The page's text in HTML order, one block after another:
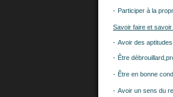
- Participer à la
Savoir faire et savoir
- Avoir des
- Être
- Être en bonne
- Avoir un sens du